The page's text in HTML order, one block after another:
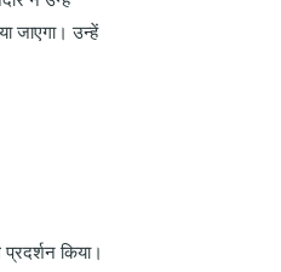
जाएगा। उन्हें
किया।